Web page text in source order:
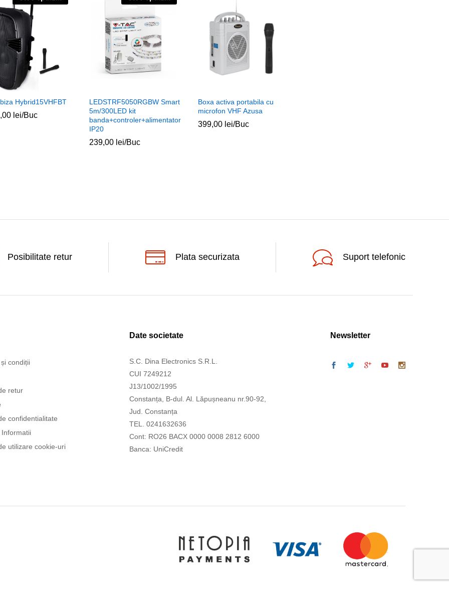
Hybrid15VHFBT
lei/Buc
lei
LEDSTRF5050RGBW Smart
5m/300LED kit
banda+controler+alimentator
IP20
239,00 lei/Buc
239,00 lei
Boxa activa portabila cu
microfon VHF Azusa
399,00 lei/Buc
399,00 lei
Posibilitate retur Plata securizata Suport telefonic
condiții
retur
confidentialitate
utilizare cookie-uri
Date societate
S.C. Dina Electronics S.R.L.
CUI 7249212
J13/1002/1995
Constanța, B-dul. Al. Lăpușneanu nr.90-92,
Jud. Constanța
TEL. 0241632636
Cont: RO26 BACX 0000 0008 2812 6000
Banca: UniCredit
Newsletter